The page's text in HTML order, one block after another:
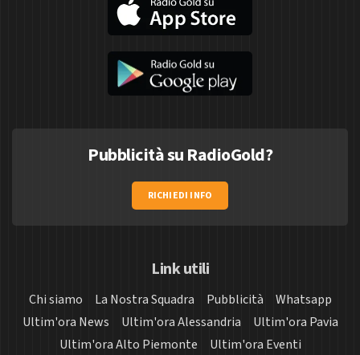
Pubblicità su RadioGold?
RICHIEDI INFO
Link utili
Chi siamo La Nostra Squadra Pubblicità
Whatsapp
Ultim'ora News
Ultim'ora Alessandria
Ultim'ora Pavia
Ultim'ora Alto Piemonte
Ultim'ora Eventi